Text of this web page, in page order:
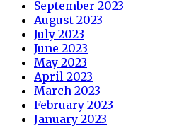
September 2023
August 2023
July 2023
June 2023
May 2023
April 2023
March 2023
February 2023
January 2023